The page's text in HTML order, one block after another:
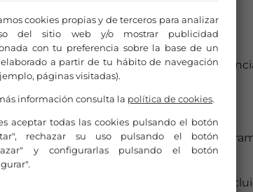
de las compañías del territorio.
abierto hasta el próximo 9 de junio.
que tengan su domicilio fiscal en la
a 30.000 euros.
que formarán parte de la
el 31 de diciembre de 2027.
de entre 7.500 y 15.000 euros, IVA
cookies propias y de terceros para analizar
del sitio web y/o mostrar publicidad
con tu preferencia sobre la base de un
a partir de tu hábito de navegación
páginas visitadas).
información consulta la política de cookies.
aceptar todas las cookies pulsando el botón
rechazar su uso pulsando el botón
y configurarlas pulsando el botón